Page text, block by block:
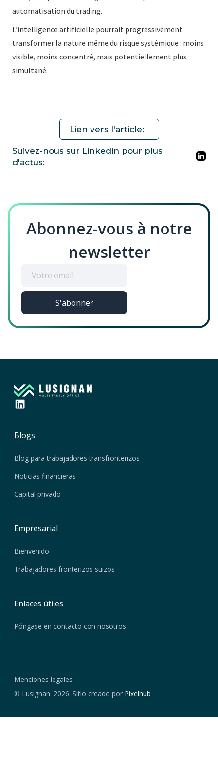
automatisation du trading.
L’intelligence artificielle pourrait progressivement
transformer la nature même du risque systémique : moins
visible, moins concentré, mais potentiellement plus
simultané.
Lien vers l'article:
Suivez-nous sur Linkedin pour plus
d'actus:
Abonnez-vous à notre
newsletter
Blogs
Blog para trabajadores transfronterizos
Noticias financieras
Capital privado
Empresarial
Bienvenido
Trabajadores fronterizos suizos
Enlaces útiles
Póngase en contacto con nosotros
© Lusignan. 2026. Sitio creado por Pixelhub
Menciones legales